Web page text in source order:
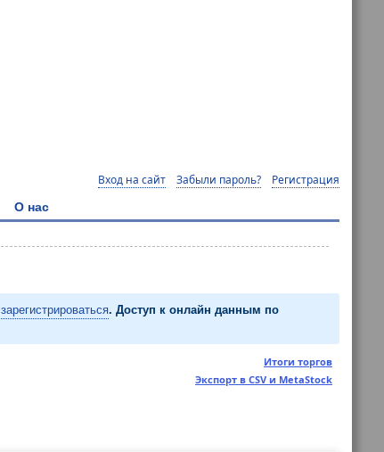
Вход на сайт Забыли пароль? Регистрация
О нас
зарегистрироваться. Доступ к онлайн данным по
Итоги торгов
Экспорт в CSV и MetaStock